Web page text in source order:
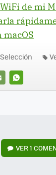
de mi
macOS
WHATSAPP
VER1